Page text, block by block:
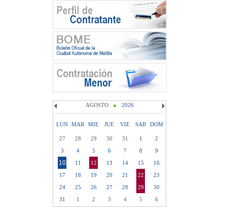
AGOSTO 2026
LUN MAR MIE JUE VIE SAB DOM
27 28 29 30 31 1
2
3
4 5 6 7 8 9
10 11 12 13 14 15
16
17
18 19 20 21 22
23
24
25 26 27 28 29
30
31
1 2 3 4 5 6